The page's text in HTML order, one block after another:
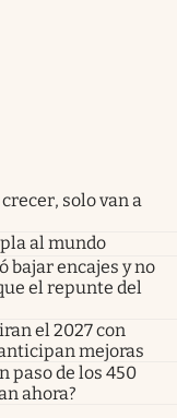
solo van a
al mundo
bajar encajes y no
el repunte del
el 2027 con
mejoras
paso de los 450
ahora?